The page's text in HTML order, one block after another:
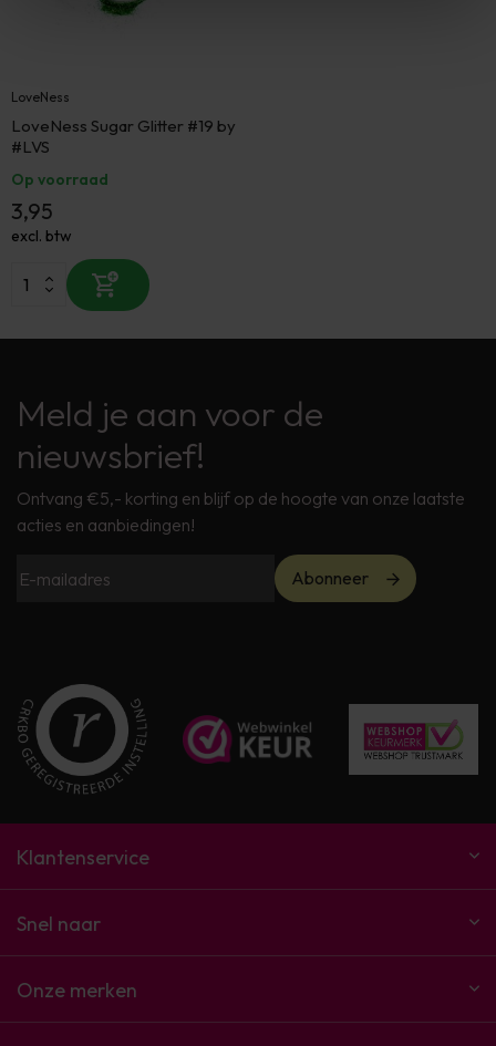
LoveNess
LoveNess Sugar Glitter #19 by
#LVS
Op voorraad
3,95
excl. btw
Meld je aan voor de
nieuwsbrief!
Ontvang €5,- korting en blijf op de hoogte van onze laatste
acties en aanbiedingen!
Abonneer
Klantenservice
Snel naar
Onze merken